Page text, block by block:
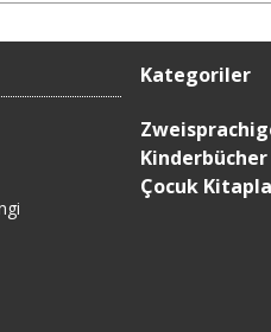
Kategoriler
Çocuk